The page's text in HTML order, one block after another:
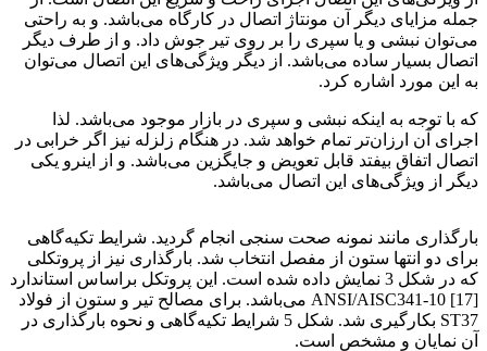
جمله مزایای دیگر آن مونتاژ اتصال در کارگاه می‌باشد. و به راحتی
می‌توان نبشی و یا سپری را بر روی تیر جوش داد. و از طرف دیگر
اتصال بسیار ساده می‌باشد. از دیگر ویژگی‌های این اتصال می‌توان
به این مورد اشاره کرد.
که با توجه به اینکه نبشی و سپری در بازار موجود می‌باشد. لذا
اجرای آن ارزان‌تر تمام خواهد شد. در هنگام زلزله نیز اگر خرابی در
اتصال اتفاق بیفتد قابل تعویض و جایگزین می‌باشد. و از اینرو یکی
دیگر از ویژگی‌های این اتصال می‌باشد.
بارگذاری مانند نمونه صحت سنجی انجام گردید. شرایط تکیه‌گاهی
برای دو انتها ستون از مفصل انتخاب شد. بارگذاری نیز از پروتکلی
که در شکل 3 نمایش داده شده است. این پروتکل براساس استاندارد
ANSI/AISC341-10 [17] می‌باشد. برای مصالح تیر و ستون از فولاد
ST37 بکارگیری شد. شکل 5 شرایط تکیه‌گاهی و نحوه بارگذاری در
آن نمایان و مشخص است.